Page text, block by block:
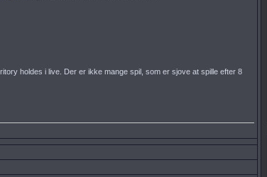
holdes i live. Der er ikke mange spil, som er sjove at spille efter 8